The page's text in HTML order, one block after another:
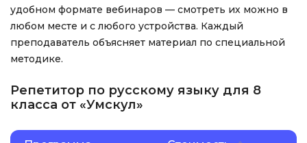
удобном формате вебинаров — смотреть их можно в
любом месте и с любого устройства. Каждый
преподаватель объясняет материал по специальной
методике.
Репетитор по русскому языку для 8
класса от «Умскул»